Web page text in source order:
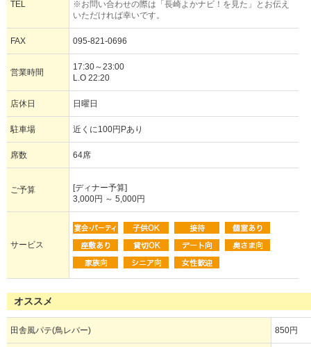
TEL
※お問い合わせの際は「長崎よかナビ！を見た」とお伝え
いただければ幸いです。
FAX 095-821-0696
営業時間
17:30～23:00
L.O 22:20
店休日 日曜日
駐車場 近くに100円Pあり
席数 64席
ご予算
[ディナー予算]
3,000円 ～ 5,000円
サービス
オススメ
田舎風パテ(鳥レバー) 850円